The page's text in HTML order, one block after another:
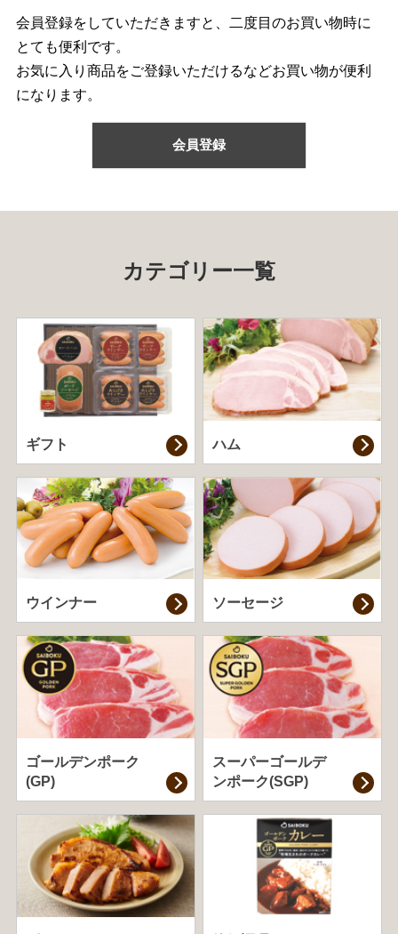
会員登録をしていただきますと、二度目のお買い物時に
とても便利です。
お気に入り商品をご登録いただけるなどお買い物が便利
になります。
会員登録
カテゴリー一覧
ギフト ハム
ウインナー ソーセージ
ゴールデンポーク
(GP)
スーパーゴールデ
ンポーク(SGP)